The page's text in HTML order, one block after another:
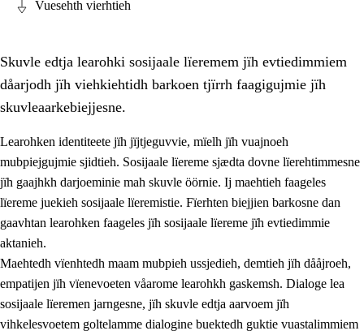
2. Lïeremen, evtiedimmien jïh skearkagimmien prinsihph
2.1
2.2 Maahtoe faagine
2.3 Vihkeles tjiehpiesvoeth
Vuesehth vierhtieh
Skuvle edtja learohki sosijaale lïeremem jïh evtiedimmiem
dåarjodh jïh viehkiehtidh barkoen tjïrrh faagigujmie jïh
skuvleaarkebiejjesne.
Learohken identiteete jïh jïjtjeguvvie, mïelh jïh vuajnoeh
mubpiejgujmie sjidtieh. Sosijaale lïereme sjædta dovne lïerehtimmesne
jïh gaajhkh darjoeminie mah skuvle öörnie. Ij maehtieh faageles
lïereme juekieh sosijaale lïeremistie. Fïerhten biejjien barkosne dan
gaavhtan learohken faageles jïh sosijaale lïereme jïh evtiedimmie
aktanieh.
Maehtedh vïenhtedh maam mubpieh ussjedieh, demtieh jïh dååjroeh,
empatijen jïh vïenevoeten våarome learohkh gaskemsh. Dialoge lea
sosijaale lïeremen jarngesne, jïh skuvle edtja aarvoem jïh
vihkelesvoetem goltelamme dialogine buektedh guktie vuastalimmiem